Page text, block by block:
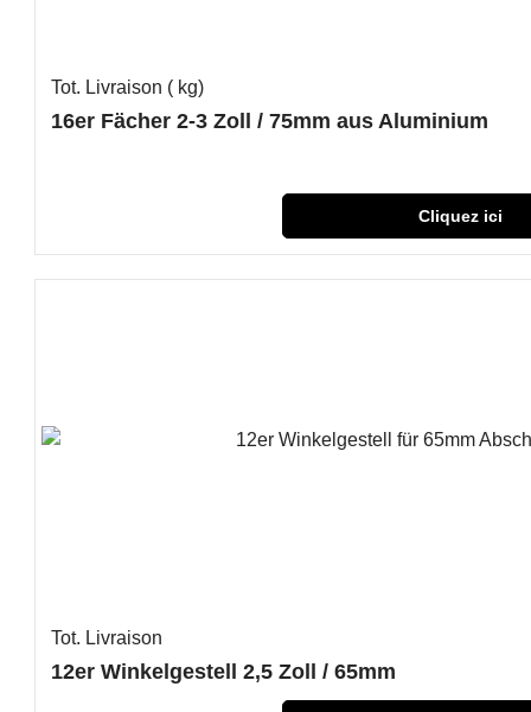
Tot. Livraison kg
16er Fächer 2-3 Zoll / 75mm aus Aluminium
Cliquez ici
Tot. Livraison
12er Winkelgestell 2,5 Zoll / 65mm